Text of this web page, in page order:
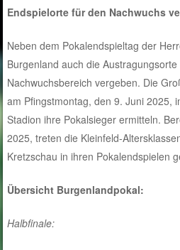
Endspielorte für den Nachwuchs
Neben dem Pokalendspieltag der
Burgenland auch die
Nachwuchsbereich vergeben. Die
am Pfingstmontag, den 9. Juni 2025,
Stadion ihre Pokalsieger ermitteln.
2025, treten die Kleinfeld-
Kretzschau in ihren Pokalendspielen
Übersicht Burgenlandpokal:
Halbfinale: